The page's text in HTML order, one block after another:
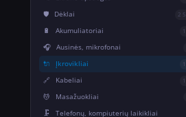
🛡️ Dėklai 2
🔋 Akumuliatoriai
🎧 Ausinės, mikrofonai
🔌 Įkrovikliai
🔗 Kabeliai
💆 Masažuokliai
🗜️ Telefonų, kompiuterių laikikliai